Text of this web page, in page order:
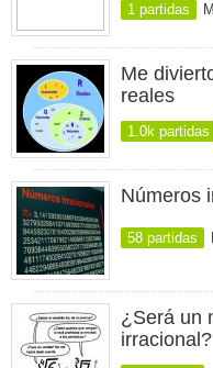
1 partidas
Me
reales
1.0k partidas
Números
58 partidas
¿Será un
irracional?